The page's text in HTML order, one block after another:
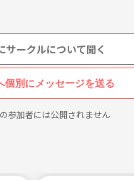
サークルについて聞く
個別にメッセージを送る
参加者には公開されません